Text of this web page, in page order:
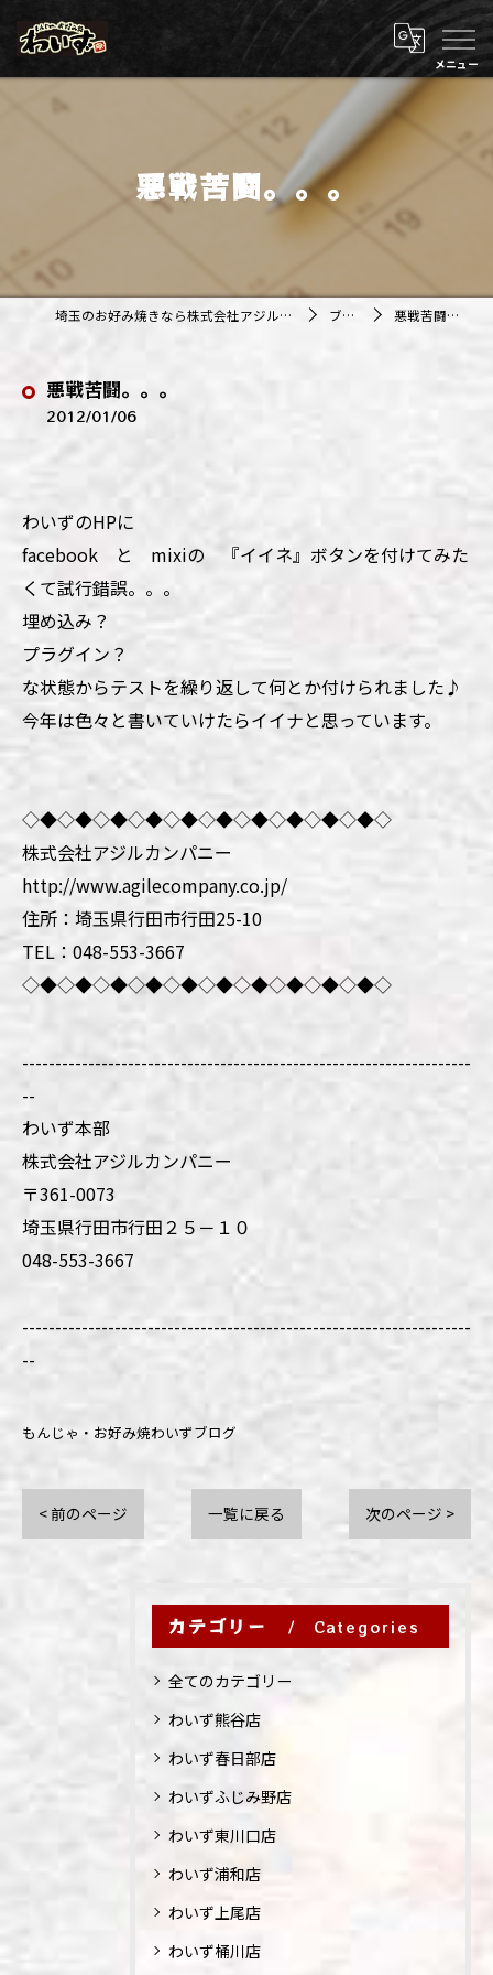
悪戦苦闘。。。
埼玉のお好み焼きなら株式会社アジルカンパニー ブログ 悪戦苦闘。。。
悪戦苦闘。。。
2012/01/06
わいずのHPに
facebook と mixiの 『イイネ』ボタンを付けてみた
くて試行錯誤。。。
埋め込み？
プラグイン？
な状態からテストを繰り返して何とか付けられました♪
今年は色々と書いていけたらイイナと思っています。
◇◆◇◆◇◆◇◆◇◆◇◆◇◆◇◆◇◆◇◆◇
株式会社アジルカンパニー
http://www.agilecompany.co.jp/
住所：埼玉県行田市行田25-10
TEL：048-553-3667
◇◆◇◆◇◆◇◆◇◆◇◆◇◆◇◆◇◆◇◆◇
--------------------------------------------------------------------
--
わいず本部
株式会社アジルカンパニー
〒361-0073
埼玉県行田市行田２５－１０
048-553-3667
--------------------------------------------------------------------
--
もんじゃ・お好み焼わいずブログ
< 前のページ 一覧に戻る 次のページ >
カテゴリー Categories
全てのカテゴリー
わいず熊谷店
わいず春日部店
わいずふじみ野店
わいず東川口店
わいず浦和店
わいず上尾店
わいず桶川店